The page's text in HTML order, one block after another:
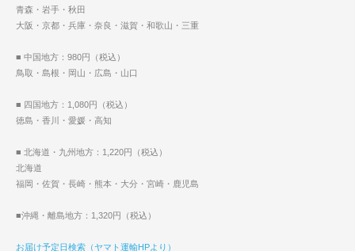
青森・岩手・秋田
大阪・京都・兵庫・奈良・滋賀・和歌山・三重
■ 中国地方：980円（税込）
鳥取・島根・岡山・広島・山口
■ 四国地方：1,080円（税込）
徳島・香川・愛媛・高知
■ 北海道・九州地方：1,220円（税込）
北海道
福岡・佐賀・長崎・熊本・大分・宮崎・鹿児島
■沖縄・離島地方：1,320円（税込）
お届け予定日検索（ヤマト運輸HPより）